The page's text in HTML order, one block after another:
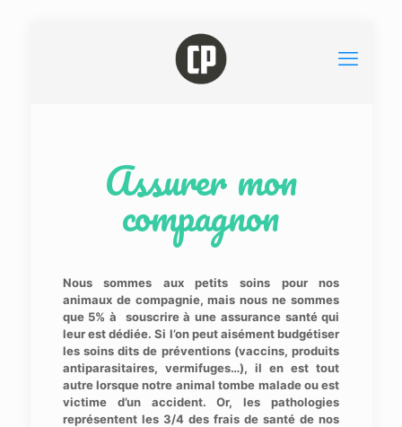
Assurer mon
compagnon
Nous sommes aux petits soins pour nos
animaux de compagnie, mais nous ne sommes
que 5% à souscrire à une assurance santé qui
leur est dédiée. Si l’on peut aisément budgétiser
les soins dits de préventions (vaccins, produits
antiparasitaires, vermifuges…), il en est tout
autre lorsque notre animal tombe malade ou est
victime d’un accident. Or, les pathologies
représentent les 3/4 des frais de santé de nos